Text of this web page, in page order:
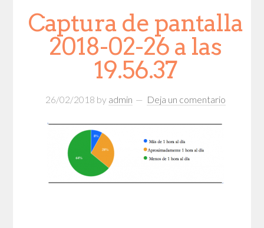
Captura de pantalla
2018-02-26 a las
19.56.37
26/02/2018 by admin Deja un comentario